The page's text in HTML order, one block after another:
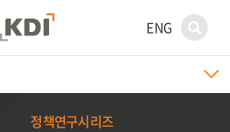
ENG
정책연구시리즈